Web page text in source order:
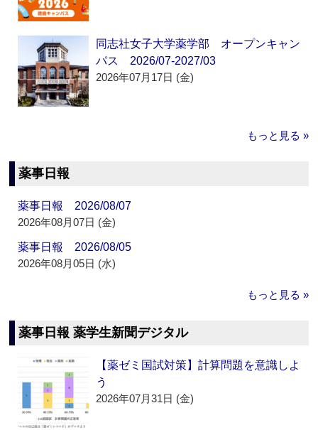
同志社女子大学薬学部 オープンキャン
パス 2026/07-2027/03
2026年07月17日 (金)
もっと見る »
薬事日報
薬事日報 2026/08/07
2026年08月07日 (金)
薬事日報 2026/08/05
2026年08月05日 (水)
もっと見る »
薬事日報 薬学生新聞デジタル
【薬ゼミ国試対策】計算問題を意識しよ
う
2026年07月31日 (金)